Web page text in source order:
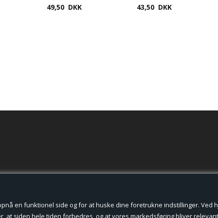
cookies.
en funktionel side og for at huske dine foretrukne indstillinger. Ved
at siden hele tiden forbedres, og at vores markedsføring bliver
49,50 DKK 43,50 DKK